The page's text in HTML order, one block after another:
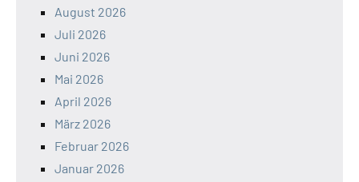
August 2026
Juli 2026
Juni 2026
Mai 2026
April 2026
März 2026
Februar 2026
Januar 2026